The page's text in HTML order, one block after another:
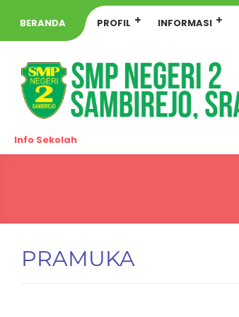
BERANDA PROFIL INFORMASI
Info Sekolah
PRAMUKA